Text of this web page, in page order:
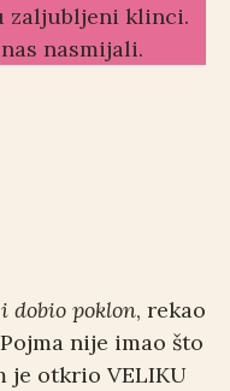
zaljubljeni klinci.
nasmijali.
dobio poklon, rekao
nije imao što
je otkrio VELIKU